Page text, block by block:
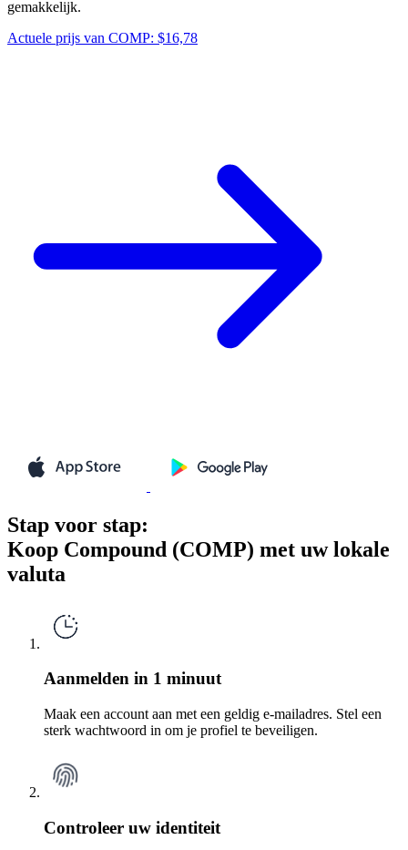
gemakkelijk.
Actuele prijs van COMP: $16,78
Stap voor stap:
Koop Compound (COMP) met uw lokale
valuta
Aanmelden in 1 minuut
Maak een account aan met een geldig e-mailadres. Stel een
sterk wachtwoord in om je profiel te beveiligen.
Controleer uw identiteit